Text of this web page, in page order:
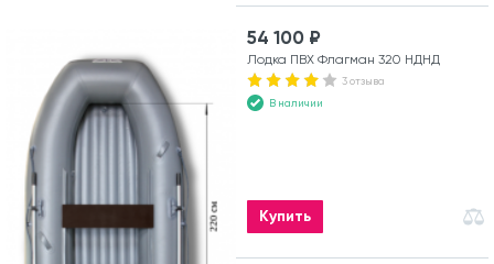
54 100 ₽
Лодка ПВХ Флагман 320 НДНД
3 отзыва
В наличии
Купить